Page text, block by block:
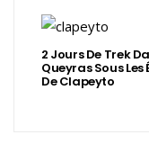
2 Jours De Trek
Queyras Sous Les
De Clapeyto